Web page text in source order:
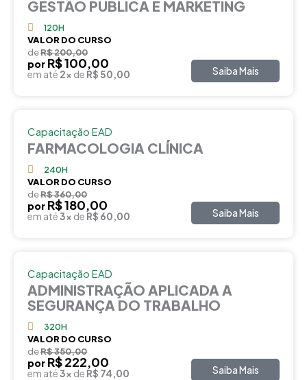
GESTÃO PÚBLICA E MARKETING
120H
VALOR DO CURSO
deR$ 200,00
por R$ 100,00
em até 2x de R$ 50,00 Saiba Mais
Capacitação EAD
FARMACOLOGIA CLÍNICA
240H
VALOR DO CURSO
deR$ 360,00
por R$ 180,00
em até3x de R$ 60,00 Saiba Mais
Capacitação EAD
ADMINISTRAÇÃO APLICADA A
SEGURANÇA DO TRABALHO
320H
VALOR DO CURSO
deR$ 350,00
por R$ 222,00
em até3x de R$ 74,00 Saiba Mais